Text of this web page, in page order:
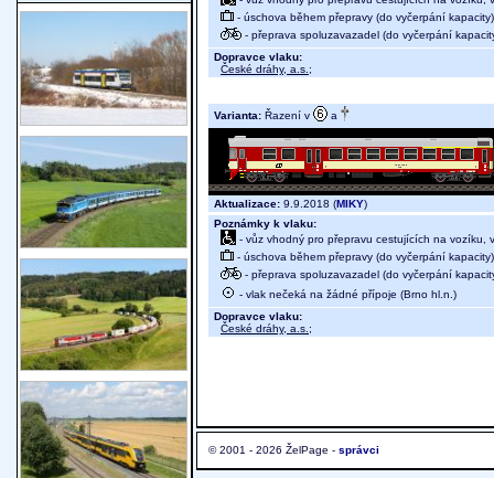
- úschova během přepravy (do vyčerpání kapacity)
- přeprava spoluzavazadel (do vyčerpání
Dopravce vlaku:
České dráhy, a.s. ;
Varianta: Řazení v a
Aktualizace: 9.9.2018 (MIKY)
Poznámky k vlaku:
- vůz vhodný pro přepravu cestujících na vozíku,
- úschova během přepravy (do vyčerpání kapacity)
- přeprava spoluzavazadel (do vyčerpání
- vlak nečeká na žádné přípoje (Brno hl.n.)
Dopravce vlaku:
České dráhy, a.s. ;
© 2001 - 2026 ŽelPage - správci